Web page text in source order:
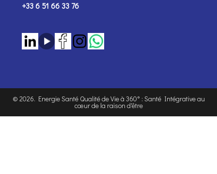
+33 6 51 66 33 76
© 2026. Energie Santé Qualité de Vie à 360° : Santé Intégrative au
cœur de la raison d'être